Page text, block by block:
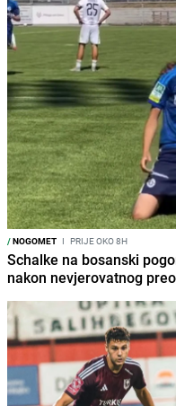
/NOGOMET I PRIJE OKO 8H
Schalke na bosanski
nakon nevjerovatnog